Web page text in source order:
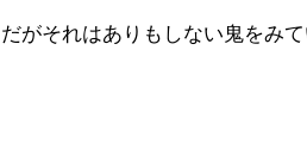
だがそれはありもしない鬼をみ